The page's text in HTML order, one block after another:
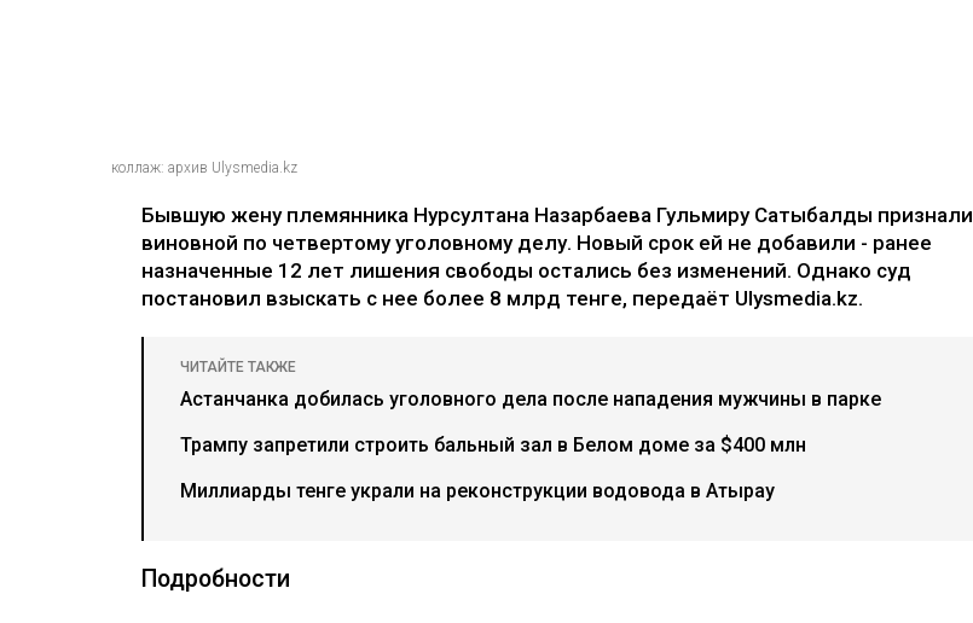
коллаж: архив Ulysmedia.kz
Бывшую жену племянника Нурсултана Назарбаева Гульмиру Сатыбалды признали
виновной по четвертому уголовному делу. Новый срок ей не добавили - ранее
назначенные 12 лет лишения свободы остались без изменений. Однако суд
постановил взыскать с нее более 8 млрд тенге, передаёт Ulysmedia.kz.
ЧИТАЙТЕ ТАКЖЕ
Астанчанка добилась уголовного дела после нападения мужчины в парке
Трампу запретили строить бальный зал в Белом доме за $400 млн
Миллиарды тенге украли на реконструкции водовода в Атырау
Подробности